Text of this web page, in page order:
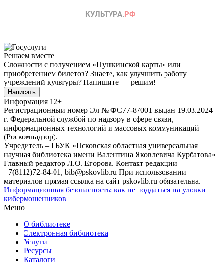
Решаем вместе
Сложности с получением «Пушкинской карты» или
приобретением билетов? Знаете, как улучшить работу
учреждений культуры? Напишите — решим!
Написать
Информация 12+
Регистрационный номер Эл № ФС77-87001 выдан 19.03.2024
г. Федеральной службой по надзору в сфере связи,
информационных технологий и массовых коммуникаций
(Роскомнадзор).
Учредитель – ГБУК «Псковская областная универсальная
научная библиотека имени Валентина Яковлевича Курбатова»
Главный редактор Л.О. Егорова. Контакт редакции
+7(8112)72-84-01, bib@pskovlib.ru При использовании
материалов прямая ссылка на сайт pskovlib.ru обязательна.
Информационная безопасность: как не поддаться на уловки
кибермошенников
Меню
О библиотеке
Электронная библиотека
Услуги
Ресурсы
Каталоги